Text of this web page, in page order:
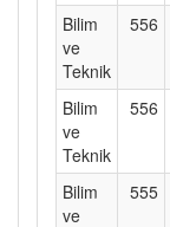
Bilim
ve
Teknik
556
Bilim
ve
Teknik
556
Bilim
ve
555